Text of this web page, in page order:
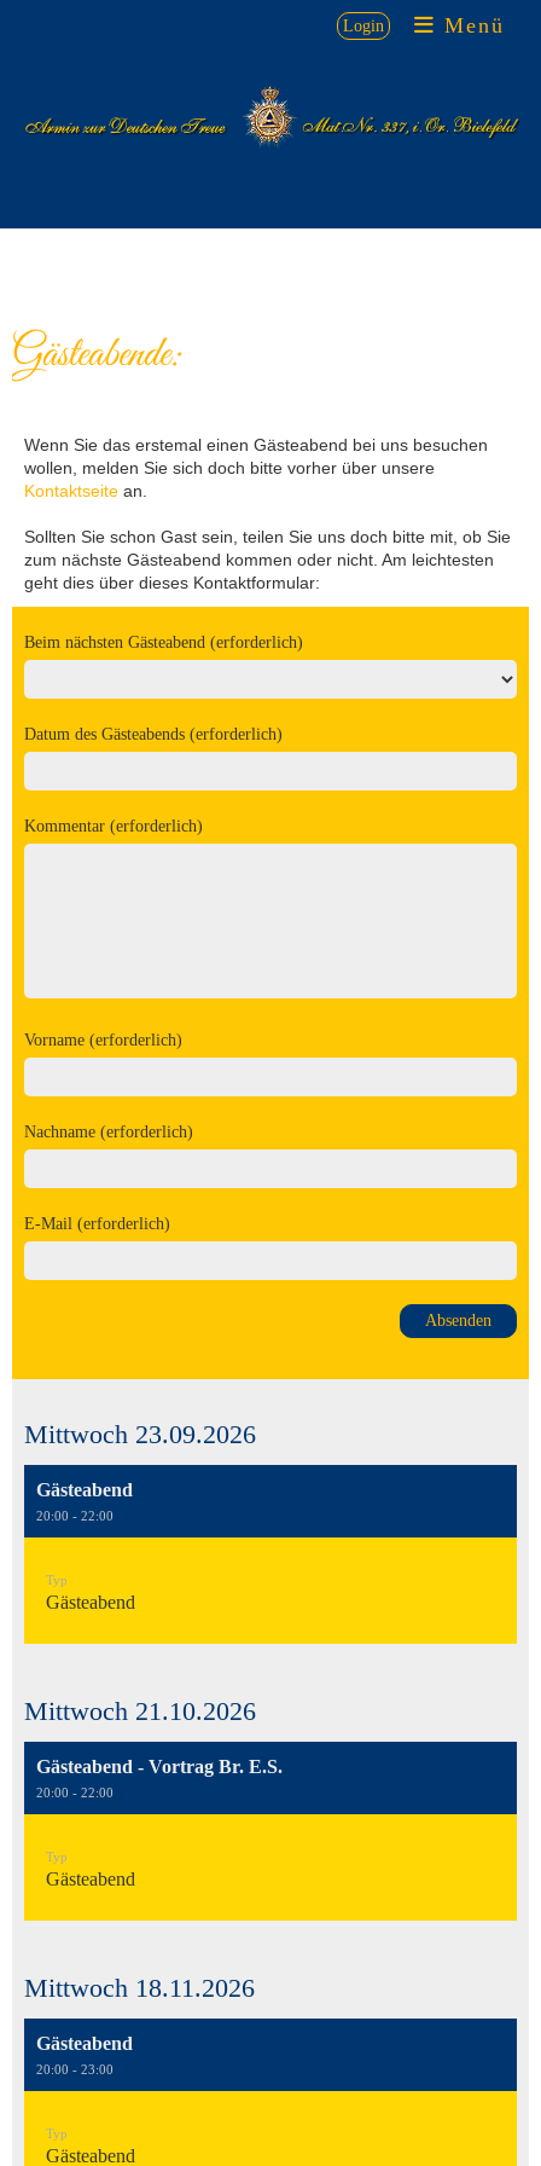
Login Menü
Gästeabende:
Wenn Sie das erstemal einen Gästeabend bei uns besuchen
wollen, melden Sie sich doch bitte vorher über unsere
Kontaktseite an.
Sollten Sie schon Gast sein, teilen Sie uns doch bitte mit, ob Sie
zum nächste Gästeabend kommen oder nicht. Am leichtesten
geht dies über dieses Kontaktformular:
Beim nächsten Gästeabend (erforderlich)
Datum des Gästeabends (erforderlich)
Kommentar (erforderlich)
Vorname (erforderlich)
Nachname (erforderlich)
E-Mail (erforderlich)
Mittwoch 23.09.2026
Gästeabend
20:00 - 22:00
Typ
Gästeabend
Mittwoch 21.10.2026
Gästeabend - Vortrag Br. E.S.
20:00 - 22:00
Typ
Gästeabend
Mittwoch 18.11.2026
Gästeabend
20:00 - 23:00
Typ
Gästeabend